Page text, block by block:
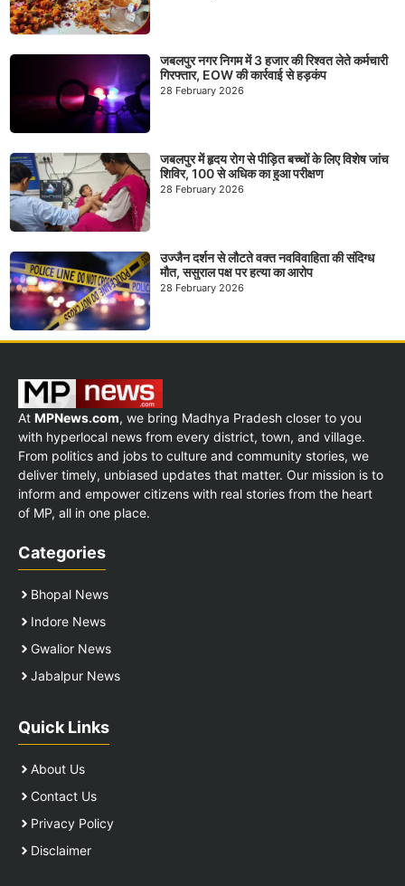
जबलपुर नगर निगम में 3 हजार की रिश्वत लेते कर्मचारी
गिरफ्तार, EOW की कार्रवाई से हड़कंप
28 February 2026
जबलपुर में हृदय रोग से पीड़ित बच्चों के लिए विशेष जांच
शिविर, 100 से अधिक का हुआ परीक्षण
28 February 2026
उज्जैन दर्शन से लौटते वक्त नवविवाहिता की संदिग्ध
मौत, ससुराल पक्ष पर हत्या का आरोप
28 February 2026
At MPNews.com, we bring Madhya Pradesh closer to you
with hyperlocal news from every district, town, and village.
From politics and jobs to culture and community stories, we
deliver timely, unbiased updates that matter. Our mission is to
inform and empower citizens with real stories from the heart
of MP, all in one place.
Categories
Bhopal News
Indore News
Gwalior News
Jabalpur News
Quick Links
About Us
Contact Us
Privacy Policy
Disclaimer